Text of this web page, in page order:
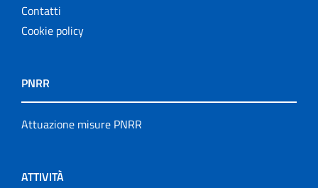
Contatti
Cookie policy
PNRR
Attuazione misure PNRR
ATTIVITÀ